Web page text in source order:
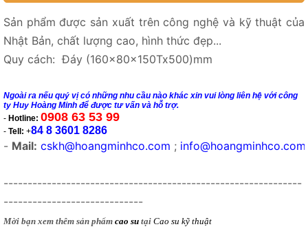
Sản phẩm được sản xuất trên công nghệ và kỹ thuật của
Nhật Bản, chất lượng cao, hình thức đẹp...
Quy cách: Đáy (160x80x150Tx500)mm
Ngoài ra nếu quý vị có những nhu cầu nào khác xin vui lòng liên hệ với công
ty Huy Hoàng Minh để được tư vấn và hỗ trợ.
- Hotline: 0908 63 53 99
- Tell: +84 8 3601 8286
- Mail: cskh@hoangminhco.com ; info@hoangminhco.com
--------------------------------------------------------------
-----------------------------
Mời bạn xem thêm sản phẩm cao su tại Cao su kỹ thuật